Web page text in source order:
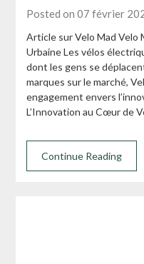
Posted on 07 février
Article sur Velo Mad Velo
Urbaine Les vélos
dont les gens se
marques sur le marché,
engagement envers
L’Innovation au Cœur de
Continue Reading